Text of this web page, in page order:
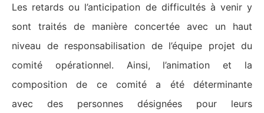
Les retards ou l’anticipation de difficultés à venir y
sont traités de manière concertée avec un haut
niveau de responsabilisation de l’équipe projet du
comité opérationnel. Ainsi, l’animation et la
composition de ce comité a été déterminante
avec des personnes désignées pour leurs